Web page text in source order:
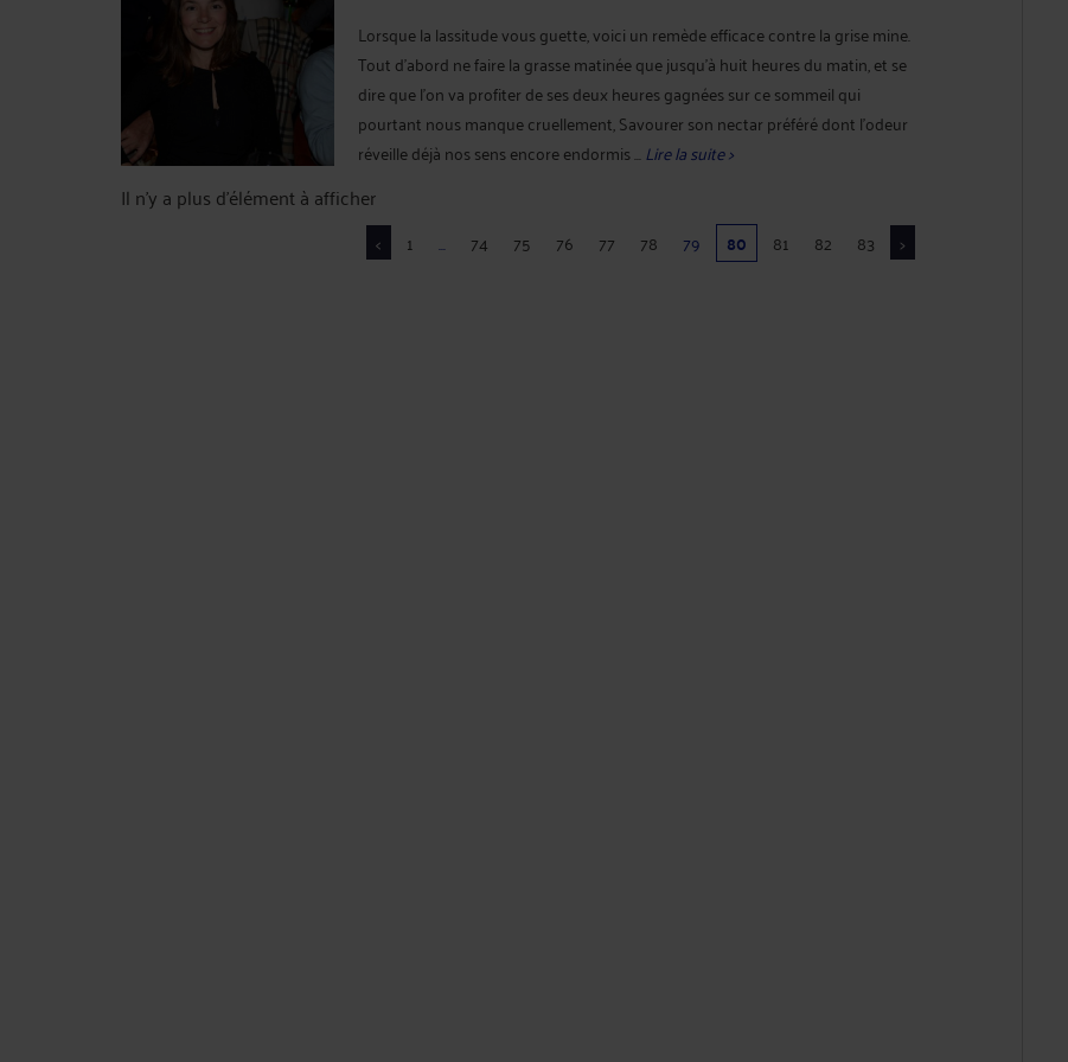
Lorsque la lassitude vous guette, voici un remède efficace contre la grise mine.
Tout d'abord ne faire la grasse matinée que jusqu'à huit heures du matin, et se
dire que l'on va profiter de ses deux heures gagnées sur ce sommeil qui
pourtant nous manque cruellement, Savourer son nectar préféré dont l'odeur
réveille déjà nos sens encore endormis ...Lire la suite >
Il n'y a plus d'élément à afficher
< 1 ... 74 75 76 77 78 79 80 81 82 83 >